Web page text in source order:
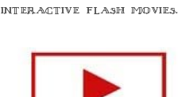
interactive flash movies.